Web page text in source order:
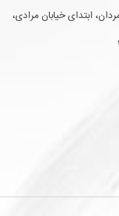
ابتدای خیابان مرادی،